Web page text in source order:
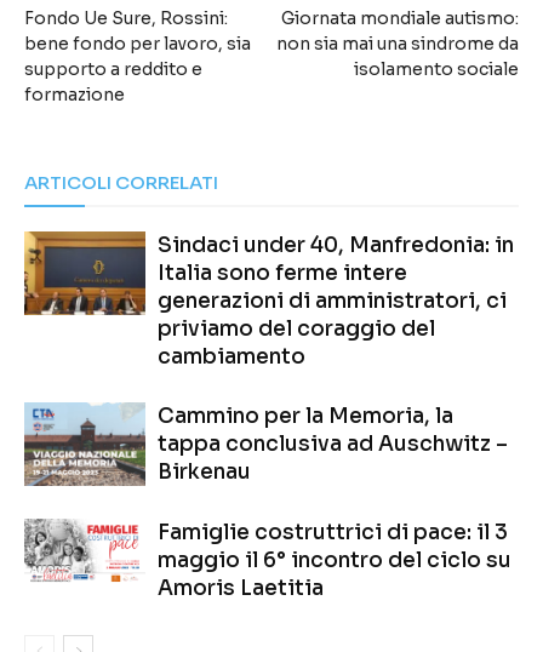
Fondo Ue Sure, Rossini:
bene fondo per lavoro, sia
supporto a reddito e
formazione
Giornata mondiale autismo:
non sia mai una sindrome da
isolamento sociale
ARTICOLI CORRELATI
Sindaci under 40, Manfredonia: in
Italia sono ferme intere
generazioni di amministratori, ci
priviamo del coraggio del
cambiamento
Cammino per la Memoria, la
tappa conclusiva ad Auschwitz –
Birkenau
Famiglie costruttrici di pace: il 3
maggio il 6° incontro del ciclo su
Amoris Laetitia